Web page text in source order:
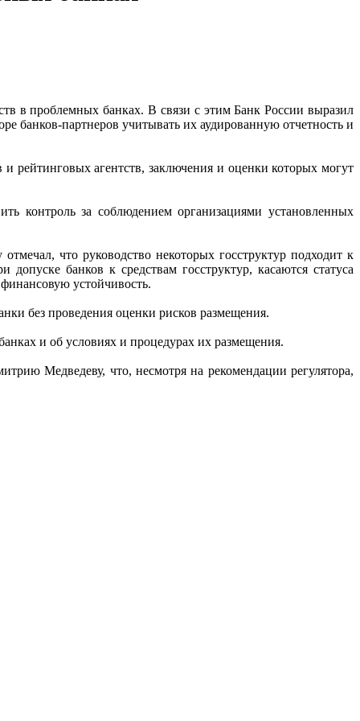
в проблемных банках. В связи с этим Банк России выразил
банков-партнеров учитывать их аудированную отчетность и
рейтинговых агентств, заключения и оценки которых могут
контроль за соблюдением организациями установленных
что руководство некоторых госструктур подходит к
банков к средствам госструктур, касаются статуса
устойчивость.
без проведения оценки рисков размещения.
и об условиях и процедурах их размещения.
Медведеву, что, несмотря на рекомендации регулятора,